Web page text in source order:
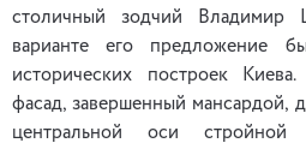
столичный зодчий Владимир
варианте его предложение
исторических построек
фасад, завершенный мансардой,
центральной оси стройной